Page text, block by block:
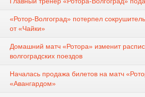
«Ротор-Волгоград» потерпел
от «Чайки»
Домашний матч «Ротора» изменит
волгоградских поездов
Началась продажа билетов на матч
«Авангардом»